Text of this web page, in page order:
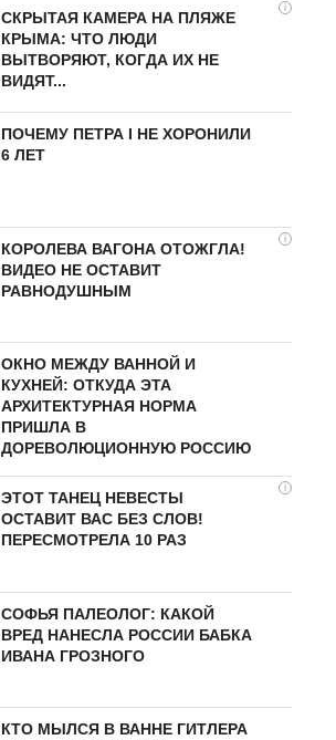
i
СКРЫТАЯ КАМЕРА НА ПЛЯЖЕ
КРЫМА: ЧТО ЛЮДИ
ВЫТВОРЯЮТ, КОГДА ИХ НЕ
ВИДЯТ...
ПОЧЕМУ ПЕТРА I НЕ ХОРОНИЛИ
6 ЛЕТ
i
КОРОЛЕВА ВАГОНА ОТОЖГЛА!
ВИДЕО НЕ ОСТАВИТ
РАВНОДУШНЫМ
ОКНО МЕЖДУ ВАННОЙ И
КУХНЕЙ: ОТКУДА ЭТА
АРХИТЕКТУРНАЯ НОРМА
ПРИШЛА В
ДОРЕВОЛЮЦИОННУЮ РОССИЮ
i
ЭТОТ ТАНЕЦ НЕВЕСТЫ
ОСТАВИТ ВАС БЕЗ СЛОВ!
ПЕРЕСМОТРЕЛА 10 РАЗ
СОФЬЯ ПАЛЕОЛОГ: КАКОЙ
ВРЕД НАНЕСЛА РОССИИ БАБКА
ИВАНА ГРОЗНОГО
КТО МЫЛСЯ В ВАННЕ ГИТЛЕРА